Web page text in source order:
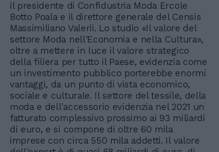
il presidente di Confidustria Moda Ercole
Botto Poala e il direttore generale del Censis
Massimiliano Valerii. Lo studio «Il valore del
settore Moda nell'Economia e nella Cultura»,
oltre a mettere in luce il valore strategico
della filiera per tutto il Paese, evidenzia come
un investimento pubblico porterebbe enormi
vantaggi, da un punto di vista economico,
sociale e culturale. Il settore del tessile, della
moda e dell'accessorio evidenzia nel 2021 un
fatturato complessivo prossimo ai 93 miliardi
di euro, e si compone di oltre 60 mila
imprese con circa 550 mila addetti. Il valore